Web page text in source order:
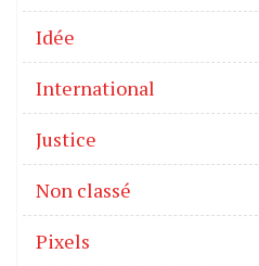
Idée
International
Justice
Non classé
Pixels